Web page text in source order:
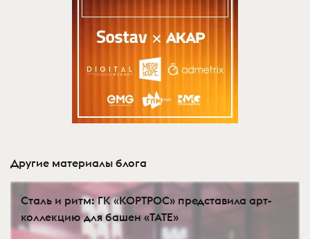
Другие материалы блога
Сталь и ритм: ГК «КОРТРОС» представила арт-
коллекцию для башен «TATE»